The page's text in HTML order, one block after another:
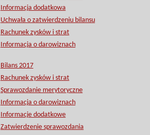
Informacja dodatkowa
Uchwała o zatwierdzeniu bilansu
Rachunek zysków i strat
Informacja o darowiznach
Bilans 2017
Rachunek zysków i strat
Sprawozdanie merytoryczne
Informacja o darowiznach
Informacje dodatkowe
Zatwierdzenie sprawozdania